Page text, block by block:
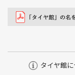
タイヤ館